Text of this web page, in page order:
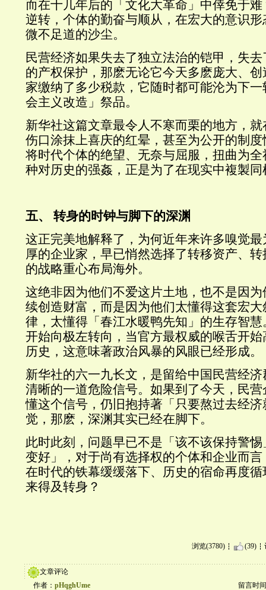
而在十几年后的「文化大革命」中倖免于
逆转，个体的勤奋与顺从，在宏大的意识
微不足道的沙尘。
民营经济如果失去了独立法治的铠甲，失
的产权保护，那麽无论它今天多麽庞大、
家缴纳了多少税款，它随时都可能沦为下
会主义改造」祭品。
新华社这篇文章最令人不寒而栗的地方，
伤口涂抹上喜庆的红晕，甚至为公开的制
将时代个体的绝望、无奈与屈服，扭曲为
种对历史的强姦，正是为了在现实中複製
五、 转身的时钟与脚下的深渊
这正完美地解释了，为何近年来许多嗅觉
厚的企业家，早已悄然选择了转移资产、
的战略重心布局海外。
这绝非因为他们不爱这片土地，也不是因
续创造财富，而是因为他们太懂得这套宏
律，太懂得「春江水暖鸭先知」的生存智
开始向极左转向，当官方最权威的喉舌开
历史，这意味著政治风暴的风眼已经形成。
新华社的六一九长文，是留给中国民营经
清晰的一道危险信号。如果到了今天，民
懂这个信号，仍旧抱持著「只要熬过去经
觉，那麽，深渊其实已经在脚下。
此时此刻，问题早已不是「该不该保持警
变好」，对于尚有选择权的个体和企业而
在时代的铁幕缓缓落下、历史的宿命再度
来得及转身？
浏览(3780) (39)
文章评论
作者： pHqghUme 留言时